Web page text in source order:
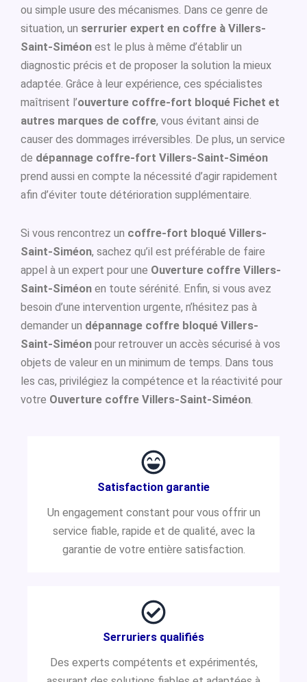
ou simple usure des mécanismes. Dans ce genre de
situation, un serrurier expert en coffre à Villers-
Saint-Siméon est le plus à même d’établir un
diagnostic précis et de proposer la solution la mieux
adaptée. Grâce à leur expérience, ces spécialistes
maîtrisent l’ouverture coffre-fort bloqué Fichet et
autres marques de coffre, vous évitant ainsi de
causer des dommages irréversibles. De plus, un service
de dépannage coffre-fort Villers-Saint-Siméon
prend aussi en compte la nécessité d’agir rapidement
afin d’éviter toute détérioration supplémentaire.
Si vous rencontrez un coffre-fort bloqué Villers-
Saint-Siméon, sachez qu’il est préférable de faire
appel à un expert pour une Ouverture coffre Villers-
Saint-Siméon en toute sérénité. Enfin, si vous avez
besoin d’une intervention urgente, n’hésitez pas à
demander un dépannage coffre bloqué Villers-
Saint-Siméon pour retrouver un accès sécurisé à vos
objets de valeur en un minimum de temps. Dans tous
les cas, privilégiez la compétence et la réactivité pour
votre Ouverture coffre Villers-Saint-Siméon.
Satisfaction garantie
Un engagement constant pour vous offrir un
service fiable, rapide et de qualité, avec la
garantie de votre entière satisfaction.
Serruriers qualifiés
Des experts compétents et expérimentés,